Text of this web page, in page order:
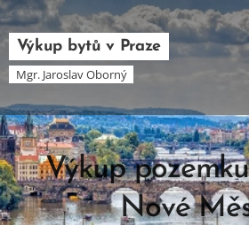
Výkup bytů v Praze
Mgr. Jaroslav Oborný
Výkup
Nové